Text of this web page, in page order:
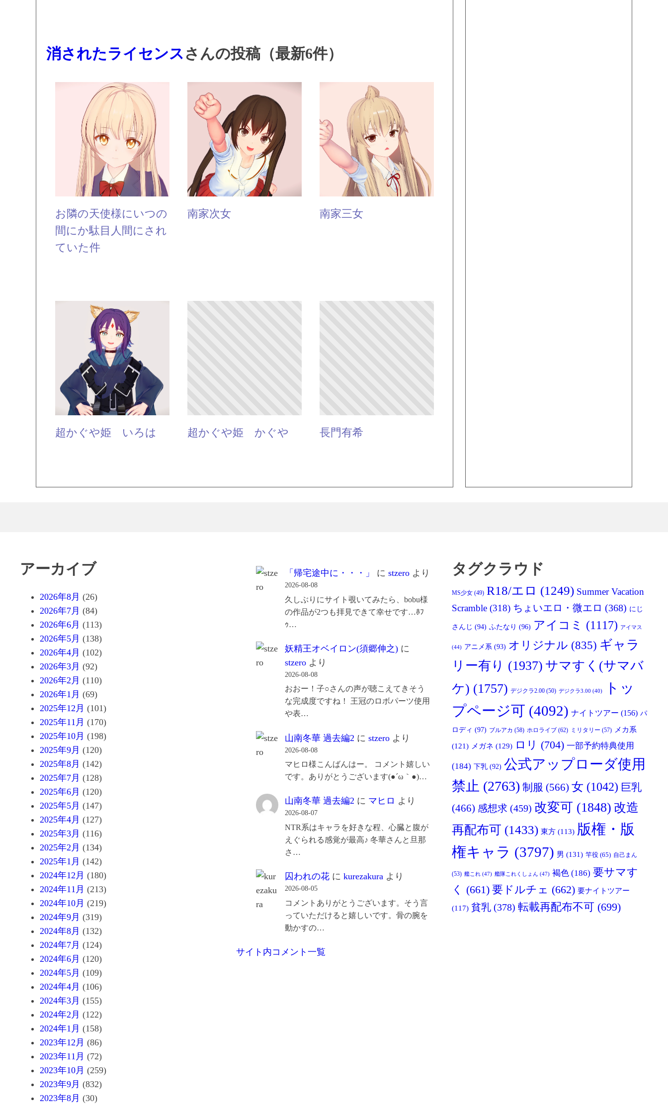
消されたライセンス さんの投稿（最新6件）
お隣の天使様にいつの
間にか駄目人間にされ
ていた件
南家次女 南家三女
超かぐや姫 いろは 超かぐや姫 かぐや 長門有希
アーカイブ
2026年8月 (26)
2026年7月 (84)
2026年6月 (113)
2026年5月 (138)
2026年4月 (102)
2026年3月 (92)
2026年2月 (110)
2026年1月 (69)
2025年12月 (101)
2025年11月 (170)
2025年10月 (198)
2025年9月 (120)
2025年8月 (142)
2025年7月 (128)
2025年6月 (120)
2025年5月 (147)
2025年4月 (127)
2025年3月 (116)
2025年2月 (134)
2025年1月 (142)
2024年12月 (180)
2024年11月 (213)
2024年10月 (219)
2024年9月 (319)
2024年8月 (132)
2024年7月 (124)
2024年6月 (120)
2024年5月 (109)
2024年4月 (106)
2024年3月 (155)
2024年2月 (122)
2024年1月 (158)
2023年12月 (86)
2023年11月 (72)
2023年10月 (259)
2023年9月 (832)
2023年8月 (30)
「帰宅途中に・・・」 にstzero より
2026-08-08
久しぶりにサイト覗いてみたら、bobu様
の作品が2つも拝見できて幸せです…ﾎﾌ
ｩ…
妖精王オベイロン(須郷伸之) に
stzero より
2026-08-08
おおー！子○さんの声が聴こえてきそう
な完成度ですね！ 王冠のロボパーツ使用
や表…
山南冬華 過去編2 にstzero より
2026-08-08
マヒロ様こんばんはー。 コメント嬉しい
です。ありがとうございます(●´ω｀●)…
山南冬華 過去編2 に マヒロ より
2026-08-07
NTR系はキャラを好きな程、心臓と腹が
えぐられる感覚が最高♪ 冬華さんと旦那
さ…
囚われの花 にkurezakura より
2026-08-05
コメントありがとうございます。そう言
っていただけると嬉しいです。骨の腕を
動かすの…
サイト内コメント一覧
タグクラウド
MS少女 (49) R18/エロ (1249) Summer Vacation
Scramble (318) ちょいエロ・微エロ (368) にじ
さんじ (94) ふたなり (96) アイコミ (1117) アイマス
(44) アニメ系 (93) オリジナル (835) ギャラ
リー有り (1937) サマすく(サマバ
ケ) (1757) デジクラ2.00 (50) デジクラ3.00 (40)
トッ
プページ可 (4092) ナイトツアー (156) パ
ロディ (97) ブルアカ (58) ホロライブ (62) ミリタリー (57) メカ系
(121) メガネ (129) ロリ (704) 一部予約特典使用
(184) 下乳 (92) 公式アップローダ使用
禁止 (2763) 制服 (566) 女 (1042) 巨乳
(466) 感想求 (459) 改変可 (1848) 改造
再配布可 (1433) 東方 (113) 版権・版
権キャラ (3797) 男 (131) 竿役 (65) 自己まん
(53) 艦これ (47) 艦隊これくしょん (47) 褐色 (186) 要サマす
く
(661) 要ドルチェ (662) 要ナイトツアー
(117) 貧乳 (378) 転載再配布不可 (699)